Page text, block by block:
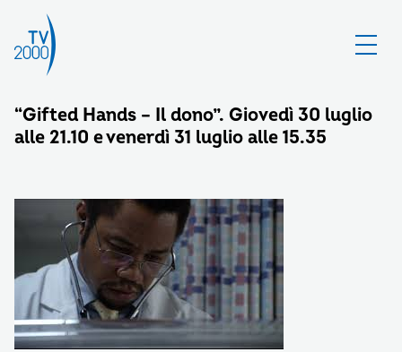
“Gifted Hands – Il dono”. Giovedì 30 luglio
alle 21.10 e venerdì 31 luglio alle 15.35